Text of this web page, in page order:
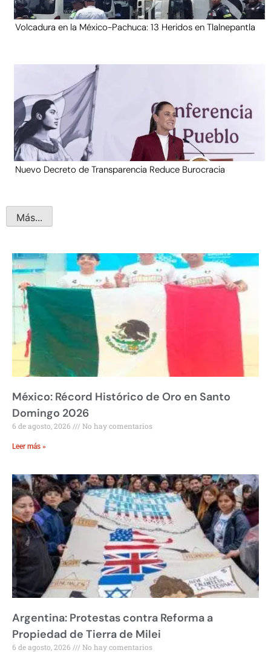
Volcadura en la México-Pachuca: 13 Heridos en Tlalnepantla
Nuevo Decreto de Transparencia Reduce Burocracia
Más...
México: Récord Histórico de Oro en Santo
Domingo 2026
6 de agosto, 2026 No hay comentarios
Leer más »
Argentina: Protestas contra Reforma a
Propiedad de Tierra de Milei
6 de agosto, 2026 No hay comentarios